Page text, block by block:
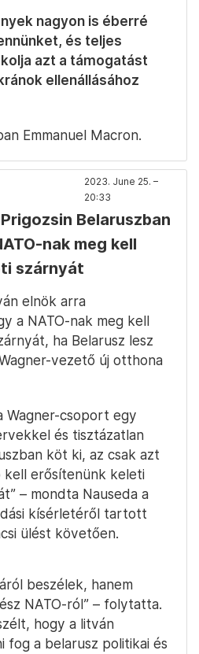
nagyon is éberré
és teljes
azt a támogatást
ellenállásához
Emmanuel Macron.
2023. June 25. –
20:33
Belaruszban
nak meg kell
szárnyát
elnök arra
a NATO-nak meg kell
ha Belarusz lesz
vezető új otthona
Wagner-csoport egy
és tisztázatlan
köt ki, az csak azt
erősítenünk keleti
– mondta Nauseda a
kísérletéről tartott
ülést követően.
beszélek, hanem
NATO-ról” – folytatta.
hogy a litván
fog a belarusz politikai és